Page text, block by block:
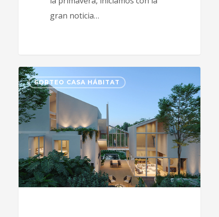
gran noticia…
SORTEO CASA HÁBITAT
2